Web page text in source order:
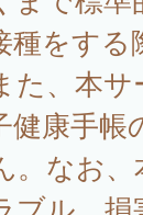
種をする
た、本
健康手
。なお